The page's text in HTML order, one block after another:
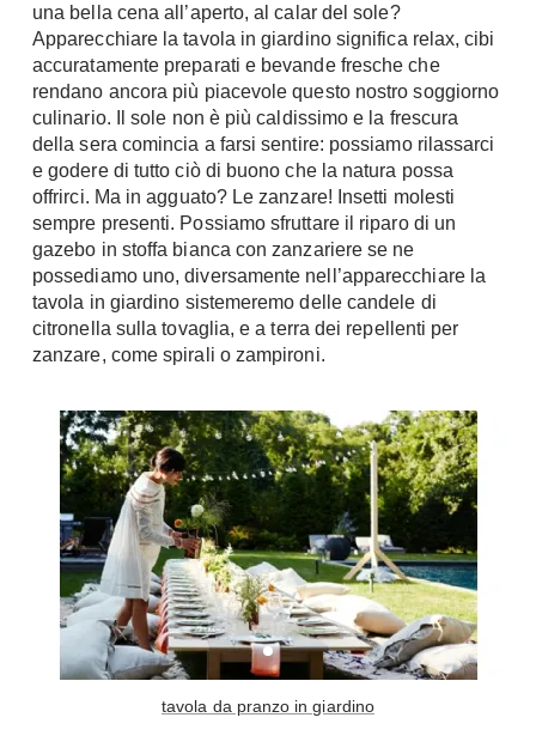
Vetrine
Pareti Attrezzate
Porta Tv
Contatti
Divani
Divani moderni
Divani classici
Poltrone
Poltroncine
Chaise Longue
Divani Angolo
Divani in Pelle
Complementi
Tavoli
Sedie
Tavolini
Tappeti
Oggettistica
Deumidificatori
Chiller
Pompe di calore
Ecologia
Geotermia
Case in Legno
Case Prefabbricate
Fotovoltaico
Riciclo
Energie Rinnovabili
Teleriscaldamento
Cura della casa
Pulizia
Detergenti
Stiro
Aspirapolvere
Lavapavimenti
Progetti
una bella cena all’aperto, al calar del sole?
Apparecchiare la tavola in giardino significa relax, cibi
accuratamente preparati e bevande fresche che
rendano ancora più piacevole questo nostro soggiorno
culinario. Il sole non è più caldissimo e la frescura
della sera comincia a farsi sentire: possiamo rilassarci
e godere di tutto ciò di buono che la natura possa
offrirci. Ma in agguato? Le zanzare! Insetti molesti
sempre presenti. Possiamo sfruttare il riparo di un
gazebo in stoffa bianca con zanzariere se ne
possediamo uno, diversamente nell’apparecchiare la
tavola in giardino sistemeremo delle candele di
citronella sulla tovaglia, e a terra dei repellenti per
zanzare, come spirali o zampironi.
tavola da pranzo in giardino